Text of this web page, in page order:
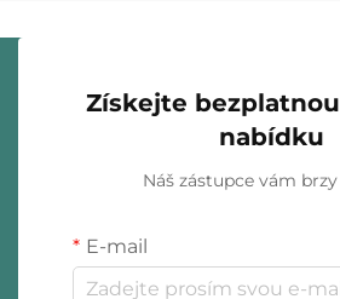
Získejte
nabídku
Náš zástupce vám brzy
E-mail